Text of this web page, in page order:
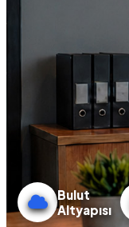
Bulut
Altyapısı